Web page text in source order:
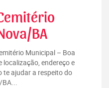
BA
Municipal – Boa
endereço e
ajudar a respeito do
BA...